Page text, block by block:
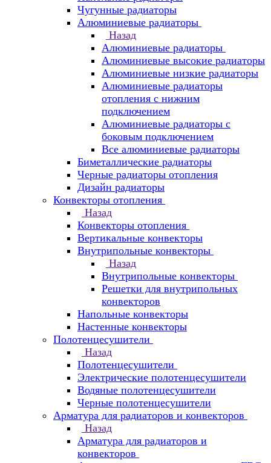
Чугунные радиаторы
Алюминиевые радиаторы
Назад
Алюминиевые радиаторы
Алюминиевые высокие радиаторы
Алюминиевые низкие радиаторы
Алюминиевые радиаторы
отопления с нижним
подключением
Алюминиевые радиаторы с
боковым подключением
Все алюминиевые радиаторы
Биметаллические радиаторы
Черные радиаторы отопления
Дизайн радиаторы
Конвекторы отопления
Назад
Конвекторы отопления
Вертикальные конвекторы
Внутрипольные конвекторы
Назад
Внутрипольные конвекторы
Решетки для внутрипольных
конвекторов
Напольные конвекторы
Настенные конвекторы
Полотенцесушители
Назад
Полотенцесушители
Электрические полотенцесушители
Водяные полотенцесушители
Черные полотенцесушители
Арматура для радиаторов и конвекторов
Назад
Арматура для радиаторов и
конвекторов